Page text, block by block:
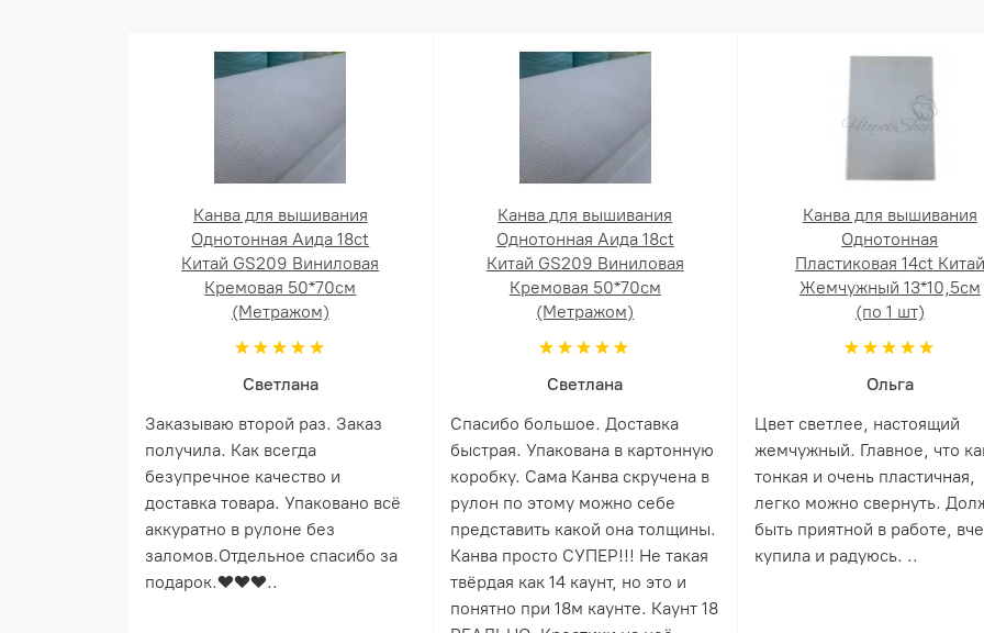
Канва для вышивания
Однотонная Аида 18ct
Китай GS209 Виниловая
Кремовая 50*70см
(Метражом)
Светлана
Заказываю второй раз. Заказ
получила. Как всегда
безупречное качество и
доставка товара. Упаковано всё
аккуратно в рулоне без
заломов.Отдельное спасибо за
подарок.❤️❤️❤️..
Канва для вышивания
Однотонная Аида 18ct
Китай GS209 Виниловая
Кремовая 50*70см
(Метражом)
Светлана
Спасибо большое. Доставка
быстрая. Упакована в картонную
коробку. Сама Канва скручена в
рулон по этому можно себе
представить какой она толщины.
Канва просто СУПЕР!!! Не такая
твёрдая как 14 каунт, но это и
понятно при 18м каунте. Каунт 18
Канва для вышивания
Однотонная
Пластиковая 14ct Китай
Жемчужный 13*10,5см
(по 1 шт)
Ольга
Цвет светлее, настоящий
жемчужный. Главное, что
тонкая и очень пластичная,
легко можно свернуть.
быть приятной в работе,
купила и радуюсь. ..